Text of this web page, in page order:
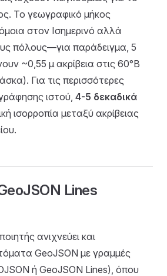
Το γεωγραφικό μήκος
στον Ισημερινό αλλά
πόλους—για παράδειγμα, 5
~0,55 μ ακρίβεια στις 60°Β
Για τις περισσότερες
ιστού, 4-5 δεκαδικά
ισορροπία μεταξύ ακρίβειας
Lines
ανιχνεύει και
GeoJSON με γραμμές
ή GeoJSON Lines), όπου